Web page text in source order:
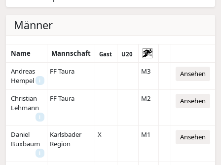
Männer
Name Mannschaft Gast U20
Andreas
Hempel
i
FF Taura M3 Ansehen
Christian
Lehmann
i
FF Taura M2 Ansehen
Daniel
Buxbaum
i
Karlsbader
Region
X M1 Ansehen